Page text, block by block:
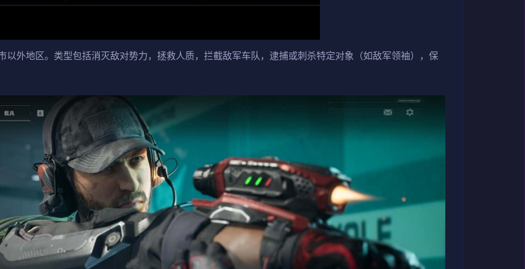
以外地区。类型包括消灭敌对势力，拯救人质，拦截敌军车队，逮捕或刺杀特定对象（如敌军领袖），保